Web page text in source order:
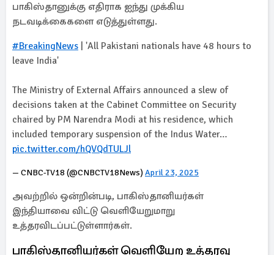
பாகிஸ்தானுக்கு எதிராக ஐந்து முக்கிய
நடவடிக்கைகளை எடுத்துள்ளது.
#BreakingNews | 'All Pakistani nationals have 48 hours to
leave India'
The Ministry of External Affairs announced a slew of
decisions taken at the Cabinet Committee on Security
chaired by PM Narendra Modi at his residence, which
included temporary suspension of the Indus Water…
pic.twitter.com/hQVQdTULJl
— CNBC-TV18 (@CNBCTV18News) April 23, 2025
அவற்றில் ஒன்றின்படி, பாகிஸ்தானியர்கள்
இந்தியாவை விட்டு வெளியேறுமாறு
உத்தரவிடப்பட்டுள்ளார்கள்.
பாகிஸ்தானியர்கள் வெளியேற உத்தரவு